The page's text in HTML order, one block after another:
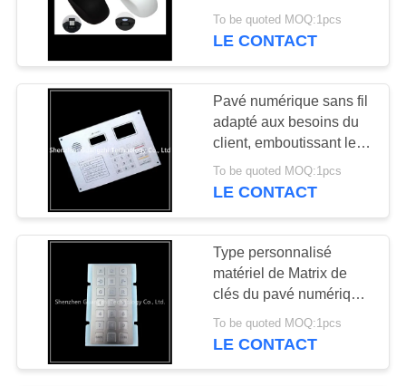
Clavier industriel
avec pavé tactile
20
dispositif de
pointage Trackball
de boule de commande
de silicone résistante
To be quoted MOQ:1pcs
LE CONTACT
Pavé numérique sans fil
adapté aux besoins du
client, emboutissant le
clavier industriel fixe en
métal
To be quoted MOQ:1pcs
LE CONTACT
Type personnalisé
matériel de Matrix de
clés du pavé numérique
21 en métal d'acier
inoxydable de Sus304
To be quoted MOQ:1pcs
LE CONTACT